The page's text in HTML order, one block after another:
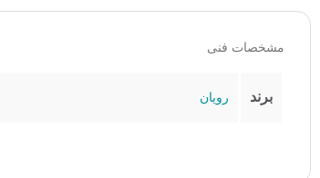
مشخصات فنی
برند رویان